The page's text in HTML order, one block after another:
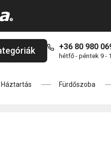
+36 80 980
hétfő - péntek 9 -
Háztartás Fürdőszoba